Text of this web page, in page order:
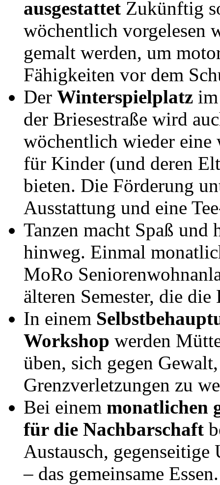
ausgestattet Zukünftig
wöchentlich vorgelesen
gemalt werden, um
Fähigkeiten vor dem
Der Winterspielplatz
der Briesestraße wird
wöchentlich wieder
für Kinder (und deren
bieten. Die Förderung
Ausstattung und eine
Tanzen macht Spaß
hinweg. Einmal
MoRo
älteren Semester, die
In einem
Workshop werden
üben, sich gegen
Grenzverletzungen zu
Bei einem monatlichen
für die Nachbarschaft
Austausch,
– das gemeinsame Essen.